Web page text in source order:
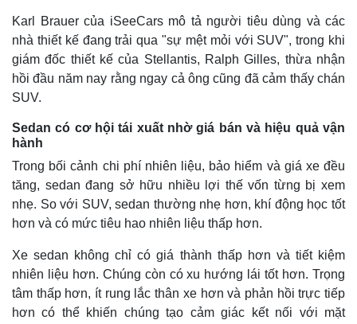
Thế giới
Quan sát
Cuộc sống đó đây
Hồ sơ
Multimedia
Video
Ảnh
E-Magazine
Karl Brauer của iSeeCars mô tả người tiêu dùng và các
nhà thiết kế đang trải qua "sự mệt mỏi với SUV", trong khi
giám đốc thiết kế của Stellantis, Ralph Gilles, thừa nhận
hồi đầu năm nay rằng ngay cả ông cũng đã cảm thấy chán
SUV.
Sedan có cơ hội tái xuất nhờ giá bán và hiệu quả vận
hành
Trong bối cảnh chi phí nhiên liệu, bảo hiểm và giá xe đều
tăng, sedan đang sở hữu nhiều lợi thế vốn từng bị xem
nhẹ. So với SUV, sedan thường nhẹ hơn, khí động học tốt
hơn và có mức tiêu hao nhiên liệu thấp hơn.
Xe sedan không chỉ có giá thành thấp hơn và tiết kiệm
nhiên liệu hơn. Chúng còn có xu hướng lái tốt hơn. Trọng
tâm thấp hơn, ít rung lắc thân xe hơn và phản hồi trực tiếp
hơn có thể khiến chúng tạo cảm giác kết nối với mặt